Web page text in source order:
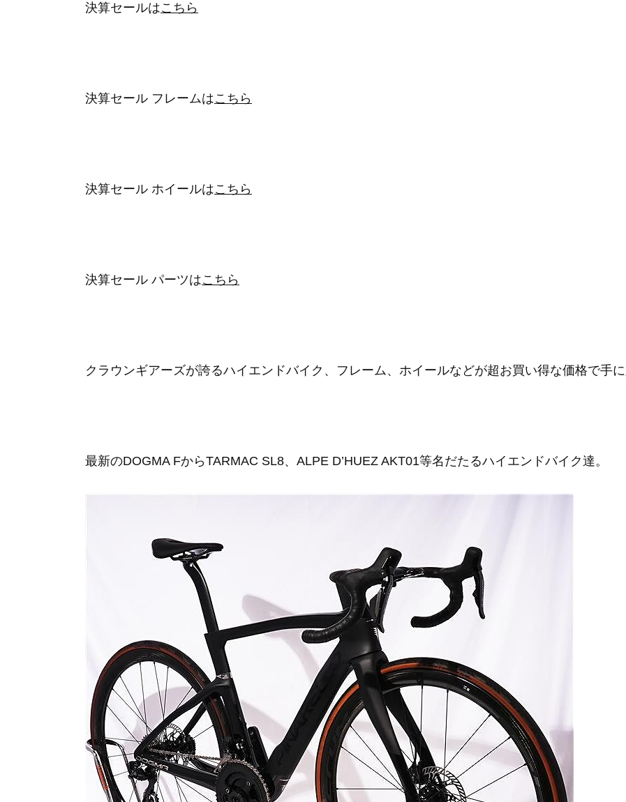
決算セールはこちら
決算セール フレームはこちら
決算セール ホイールはこちら
決算セール パーツはこちら
クラウンギアーズが誇るハイエンドバイク、フレーム、ホイールなどが超お買い得な価格で手に
最新のDOGMA FからTARMAC SL8、ALPE D’HUEZ AKT01等名だたるハイエンドバイク達。